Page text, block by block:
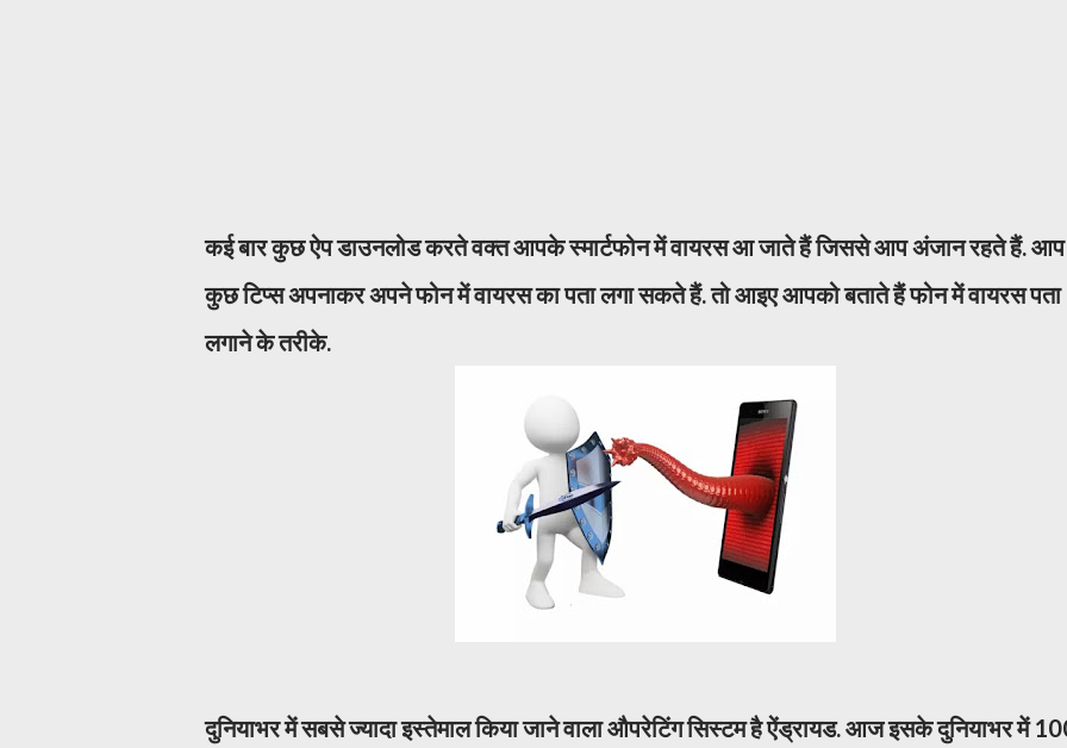
कई बार कुछ ऐप डाउनलोड करते वक्त आपके स्मार्टफोन में वायरस आ जाते हैं जिससे आप अंजान रहते हैं. आप
कुछ टिप्स अपनाकर अपने फोन में वायरस का पता लगा सकते हैं. तो आइए आपको बताते हैं फोन में वायरस पता
लगाने के तरीके.
दुनियाभर में सबसे ज्यादा इस्तेमाल किया जाने वाला औपरेटिंग सिस्टम है ऐंड्रायड. आज इसके दुनियाभर में